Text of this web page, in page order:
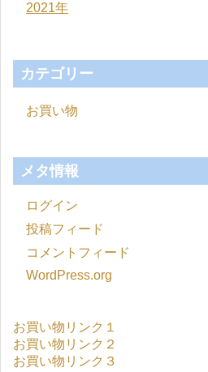
2021年
カテゴリー
お買い物
メタ情報
ログイン
投稿フィード
コメントフィード
WordPress.org
お買い物リンク１
お買い物リンク２
お買い物リンク３